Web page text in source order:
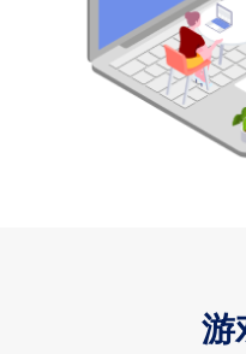
游